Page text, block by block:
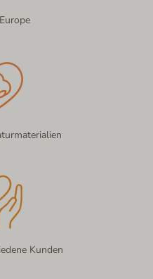
Kunden